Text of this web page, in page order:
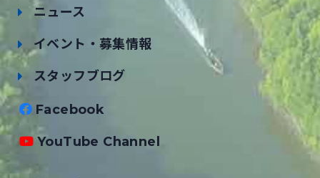
ニュース
イベント・募集情報
スタッフブログ
Facebook
YouTube Channel